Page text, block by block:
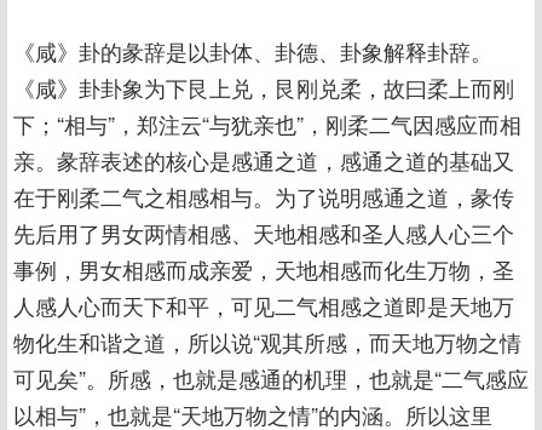
《咸》卦的彖辞是以卦体、卦德、卦象解释卦辞。
《咸》卦卦象为下艮上兑，艮刚兑柔，故曰柔上而刚
下；“相与”，郑注云“与犹亲也”，刚柔二气因感应而相
亲。彖辞表述的核心是感通之道，感通之道的基础又
在于刚柔二气之相感相与。为了说明感通之道，彖传
先后用了男女两情相感、天地相感和圣人感人心三个
事例，男女相感而成亲爱，天地相感而化生万物，圣
人感人心而天下和平，可见二气相感之道即是天地万
物化生和谐之道，所以说“观其所感，而天地万物之情
可见矣”。所感，也就是感通的机理，也就是“二气感应
以相与”，也就是“天地万物之情”的内涵。所以这里